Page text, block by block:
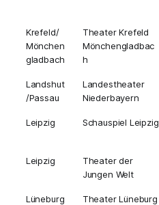
Krefeld/
Mönchen
gladbach
Theater Krefeld
Mönchengladbac
h
Landshut
/Passau
Landestheater
Niederbayern
Leipzig Schauspiel Leipzig
Leipzig
Theater der
Jungen Welt
Lüneburg Theater Lüneburg